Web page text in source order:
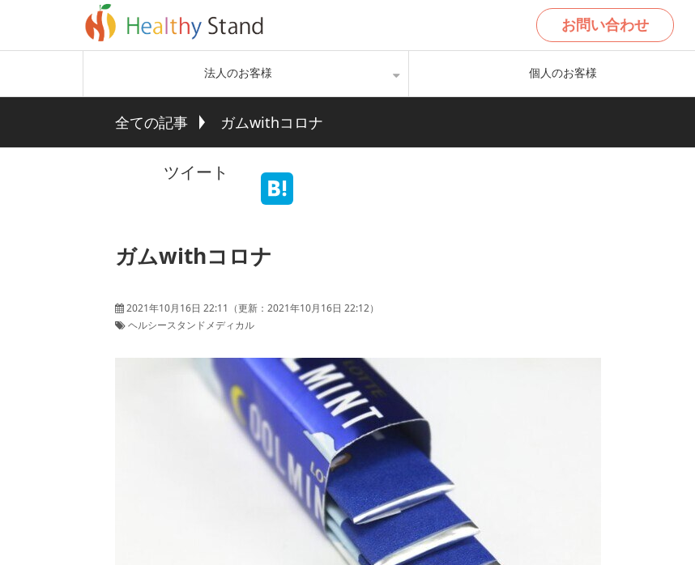
お問い合わせ
法人のお客様 個人のお客様
全ての記事 ガムwithコロナ
ツイート
ガムwithコロナ
2021年10月16日 22:11 （更新： 2021年10月16日 22:12）
ヘルシースタンドメディカル